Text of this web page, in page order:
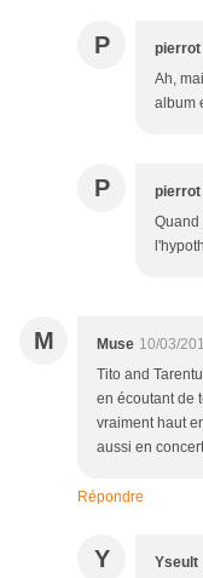
P pierrot
Ah,
album
P pierrot
Quand
M Muse 10/03/
Tito and
en écoutant de
vraiment haut
aussi en
Répondre
Y Yseult